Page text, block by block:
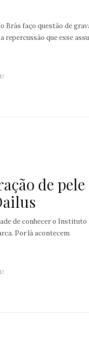
Brás faço questão de
repercussão que esse
de pele
de conhecer o Instituto
Por lá acontecem